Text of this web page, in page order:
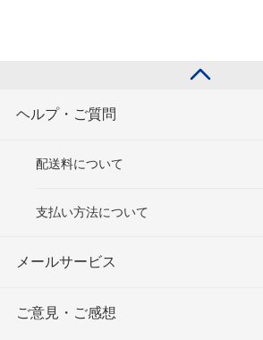
ヘルプ・ご質問
配送料について
支払い方法について
メールサービス
ご意見・ご感想